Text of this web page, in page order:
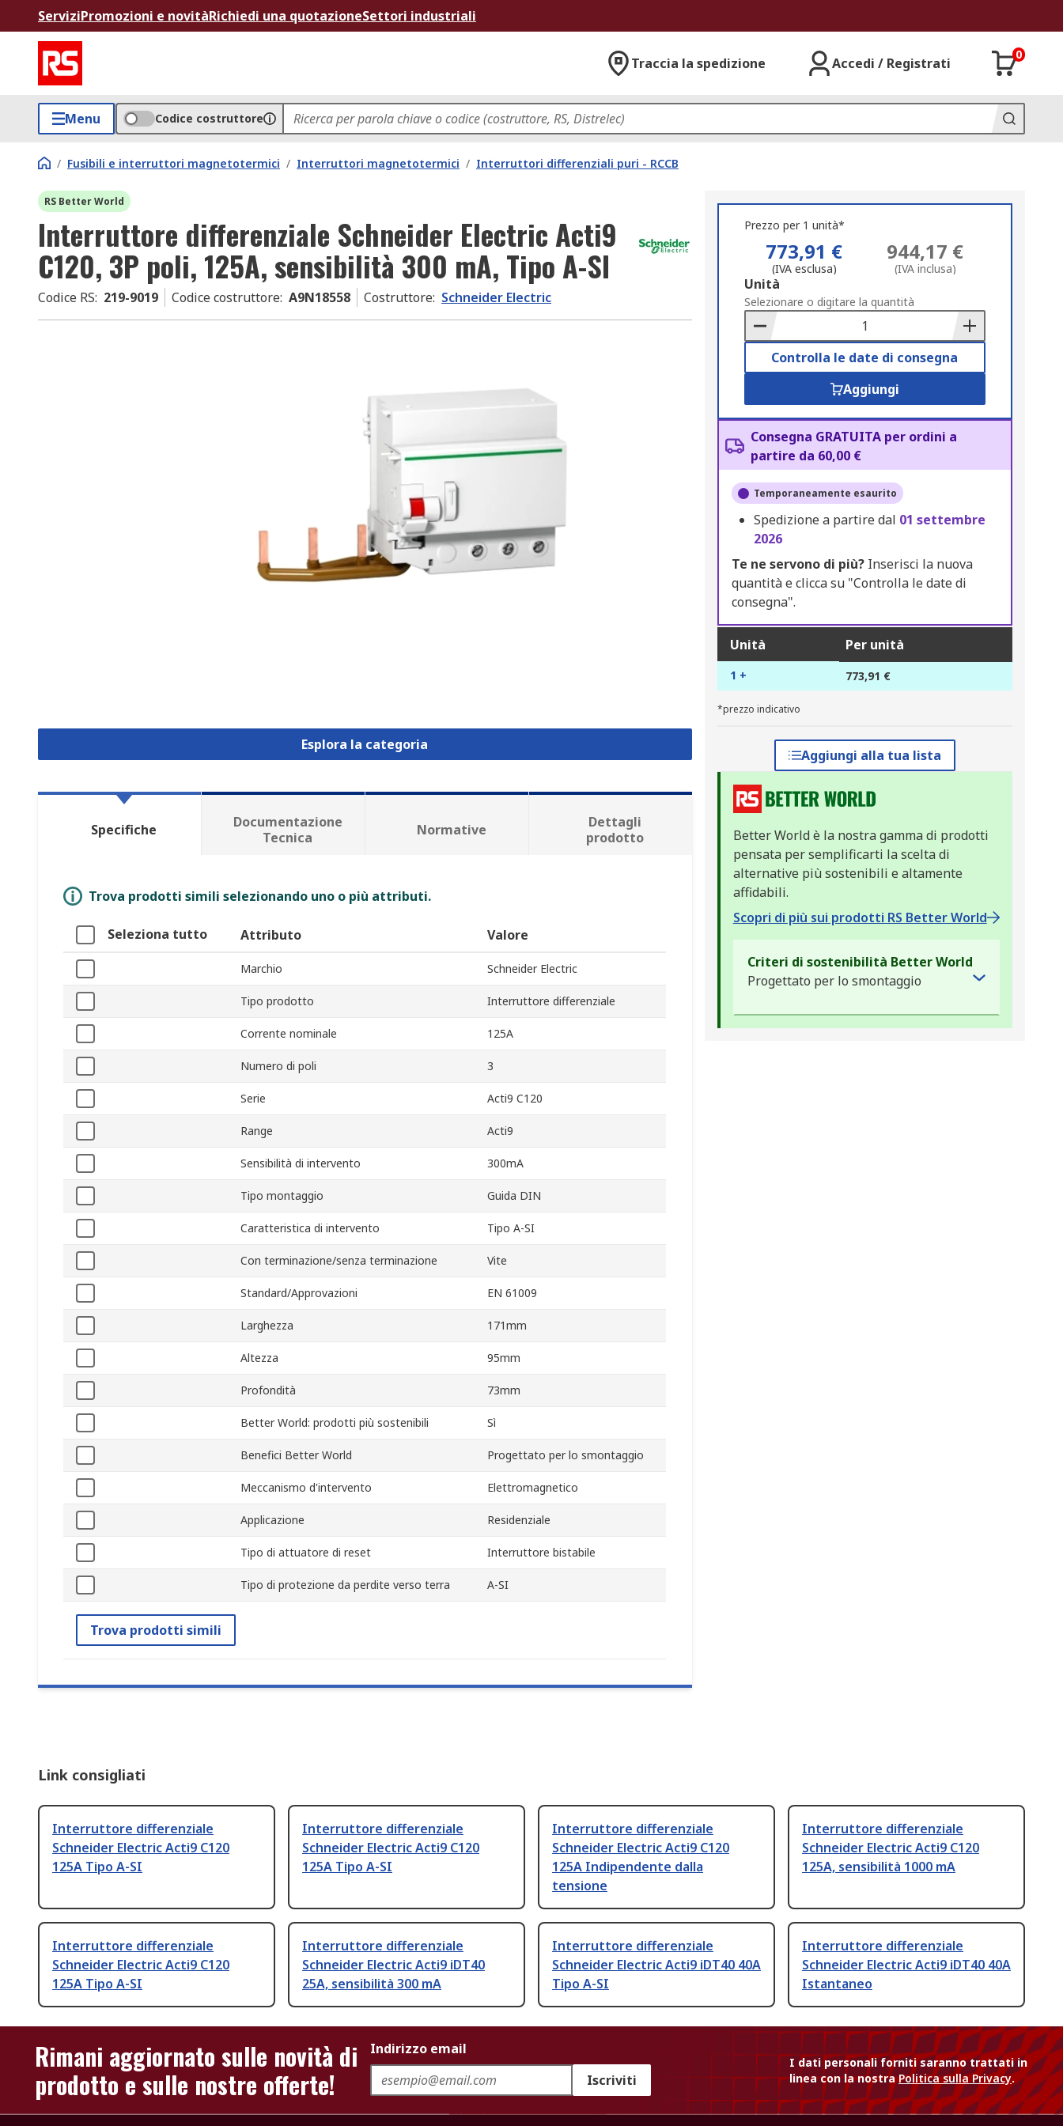
ServiziPromozioni e novitàRichiedi una quotazioneSettori industriali
Traccia la spedizione Accedi / Registrati
0
Menu Codice costruttore
/ Fusibili e interruttori magnetotermici / Interruttori magnetotermici / Interruttori differenziali puri - RCCB
RS Better World
Interruttore differenziale Schneider Electric Acti9
C120, 3P poli, 125A, sensibilità 300 mA, Tipo A-SI
Codice RS: 219-9019 Codice costruttore: A9N18558 Costruttore: Schneider Electric
Esplora la categoria
Prezzo per 1 unità*
773,91 €
(IVA esclusa)
944,17 €
(IVA inclusa)
Add
to
Basket
Unità
Selezionare o digitare la quantità
Controlla le date di consegna
Aggiungi
Consegna GRATUITA per ordini a
partire da 60,00 €
Temporaneamente esaurito
Spedizione a partire dal 01 settembre
2026
Te ne servono di più?Inserisci la nuova
quantità e clicca su "Controlla le date di
consegna".
Unità Per unità
1 + 773,91 €
*prezzo indicativo
Aggiungi alla tua lista
Better World è la nostra gamma di prodotti
pensata per semplificarti la scelta di
alternative più sostenibili e altamente
affidabili.
Scopri di più sui prodotti RS Better World
Criteri di sostenibilità Better World
Progettato per lo smontaggio
Specifiche
Documentazione
Tecnica
Normative
Dettagli
prodotto
Trova prodotti simili selezionando uno o più attributi.
Seleziona tutto Attributo Valore
Marchio Schneider Electric
Tipo prodotto Interruttore differenziale
Corrente nominale 125A
Numero di poli 3
Serie Acti9 C120
Range Acti9
Sensibilità di intervento 300mA
Tipo montaggio Guida DIN
Caratteristica di intervento Tipo A-SI
Con terminazione/senza terminazione Vite
Standard/Approvazioni EN 61009
Larghezza 171mm
Altezza 95mm
Profondità 73mm
Better World: prodotti più sostenibili Sì
Benefici Better World Progettato per lo smontaggio
Meccanismo d'intervento Elettromagnetico
Applicazione Residenziale
Tipo di attuatore di reset Interruttore bistabile
Tipo di protezione da perdite verso terra A-SI
Trova prodotti simili
Link consigliati
Interruttore differenziale
Schneider Electric Acti9 C120
125A Tipo A-SI
Interruttore differenziale
Schneider Electric Acti9 C120
125A Tipo A-SI
Interruttore differenziale
Schneider Electric Acti9 C120
125A Indipendente dalla
tensione
Interruttore differenziale
Schneider Electric Acti9 C120
125A, sensibilità 1000 mA
Interruttore differenziale
Schneider Electric Acti9 C120
125A Tipo A-SI
Interruttore differenziale
Schneider Electric Acti9 iDT40
25A, sensibilità 300 mA
Interruttore differenziale
Schneider Electric Acti9 iDT40 40A
Tipo A-SI
Interruttore differenziale
Schneider Electric Acti9 iDT40 40A
Istantaneo
Rimani aggiornato sulle novità di
prodotto e sulle nostre offerte!
Indirizzo email
Iscriviti
I dati personali forniti saranno trattati in
linea con la nostraPolitica sulla Privacy.